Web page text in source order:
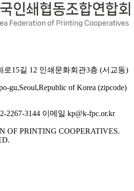
로15길 12 인쇄문화회관3층 (서교동)
gu,Seoul,Republic of Korea (zipcode)
2267-3144 이메일 kp@k-fpc.or.kr
OF PRINTING COOPERATIVES.